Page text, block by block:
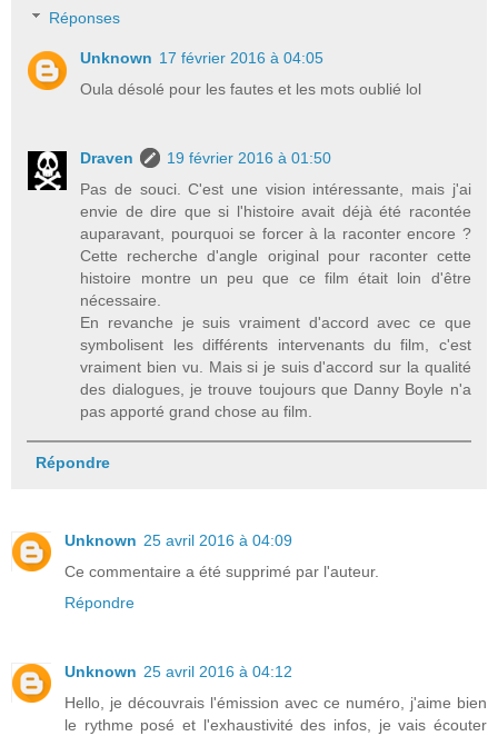
Réponses
Unknown 17 février 2016 à 04:05
Oula désolé pour les fautes et les mots oublié lol
Draven
19 février 2016 à 01:50
Pas de souci. C'est une vision intéressante, mais j'ai
envie de dire que si l'histoire avait déjà été racontée
auparavant, pourquoi se forcer à la raconter encore ?
Cette recherche d'angle original pour raconter cette
histoire montre un peu que ce film était loin d'être
nécessaire.
En revanche je suis vraiment d'accord avec ce que
symbolisent les différents intervenants du film, c'est
vraiment bien vu. Mais si je suis d'accord sur la qualité
des dialogues, je trouve toujours que Danny Boyle n'a
pas apporté grand chose au film.
Répondre
Unknown 25 avril 2016 à 04:09
Ce commentaire a été supprimé par l'auteur.
Répondre
Unknown 25 avril 2016 à 04:12
Hello, je découvrais l'émission avec ce numéro, j'aime bien
le rythme posé et l'exhaustivité des infos, je vais écouter